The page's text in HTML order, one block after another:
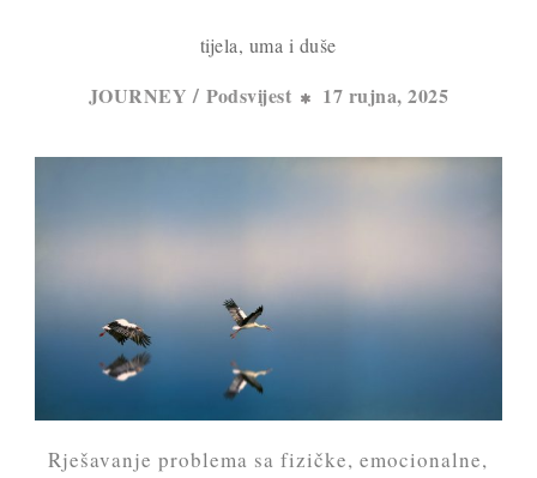
tijela, uma i duše
JOURNEY /Podsvijest 17 rujna, 2025
Rješavanje problema sa fizičke, emocionalne,